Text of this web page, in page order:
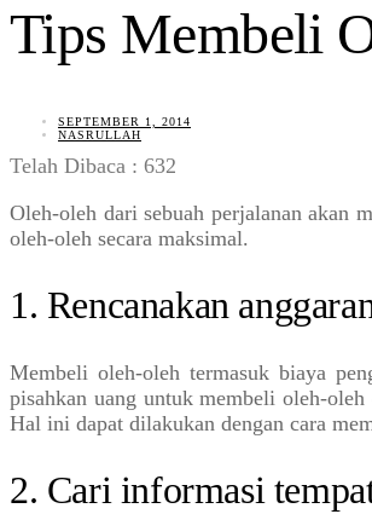
Tips Membeli
SEPTEMBER 1, 2014
NASRULLAH
Telah Dibaca : 632
Oleh-oleh dari sebuah perjalanan akan
oleh-oleh secara maksimal.
1. Rencanakan
Membeli oleh-oleh termasuk biaya
pisahkan uang untuk membeli oleh-
Hal ini dapat dilakukan dengan cara
2. Cari informasi